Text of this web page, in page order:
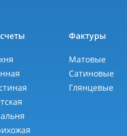
Фактуры
Матовые
Сатиновые
Глянцевые